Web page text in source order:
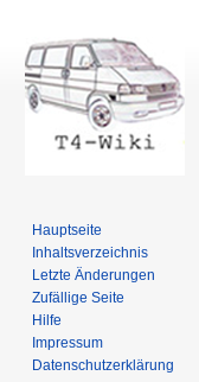
Hauptseite
Inhaltsverzeichnis
Letzte Änderungen
Zufällige Seite
Hilfe
Impressum
Datenschutzerklärung